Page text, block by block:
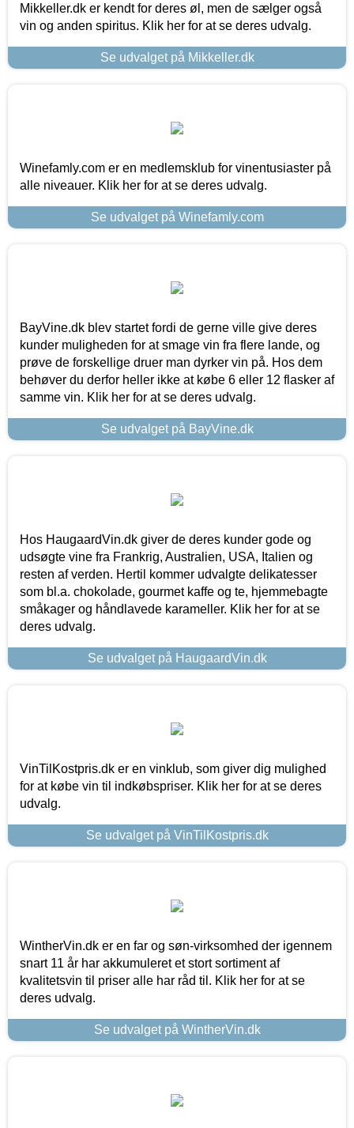
Mikkeller.dk er kendt for deres øl, men de sælger også
vin og anden spiritus. Klik her for at se deres udvalg.
Se udvalget på Mikkeller.dk
Winefamly.com er en medlemsklub for vinentusiaster på
alle niveauer. Klik her for at se deres udvalg.
Se udvalget på Winefamly.com
BayVine.dk blev startet fordi de gerne ville give deres
kunder muligheden for at smage vin fra flere lande, og
prøve de forskellige druer man dyrker vin på. Hos dem
behøver du derfor heller ikke at købe 6 eller 12 flasker af
samme vin. Klik her for at se deres udvalg.
Se udvalget på BayVine.dk
Hos HaugaardVin.dk giver de deres kunder gode og
udsøgte vine fra Frankrig, Australien, USA, Italien og
resten af verden. Hertil kommer udvalgte delikatesser
som bl.a. chokolade, gourmet kaffe og te, hjemmebagte
småkager og håndlavede karameller. Klik her for at se
deres udvalg.
Se udvalget på HaugaardVin.dk
VinTilKostpris.dk er en vinklub, som giver dig mulighed
for at købe vin til indkøbspriser. Klik her for at se deres
udvalg.
Se udvalget på VinTilKostpris.dk
WintherVin.dk er en far og søn-virksomhed der igennem
snart 11 år har akkumuleret et stort sortiment af
kvalitetsvin til priser alle har råd til. Klik her for at se
deres udvalg.
Se udvalget på WintherVin.dk